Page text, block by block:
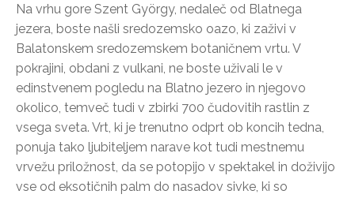
Na vrhu gore Szent György, nedaleč od Blatnega
jezera, boste našli sredozemsko oazo, ki zaživi v
Balatonskem sredozemskem botaničnem vrtu. V
pokrajini, obdani z vulkani, ne boste uživali le v
edinstvenem pogledu na Blatno jezero in njegovo
okolico, temveč tudi v zbirki 700 čudovitih rastlin z
vsega sveta. Vrt, ki je trenutno odprt ob koncih tedna,
ponuja tako ljubiteljem narave kot tudi mestnemu
vrvežu priložnost, da se potopijo v spektakel in doživijo
vse od eksotičnih palm do nasadov sivke, ki so